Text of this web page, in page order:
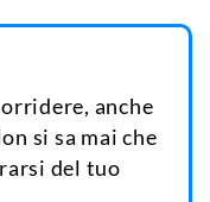
anche
si sa mai che
del tuo